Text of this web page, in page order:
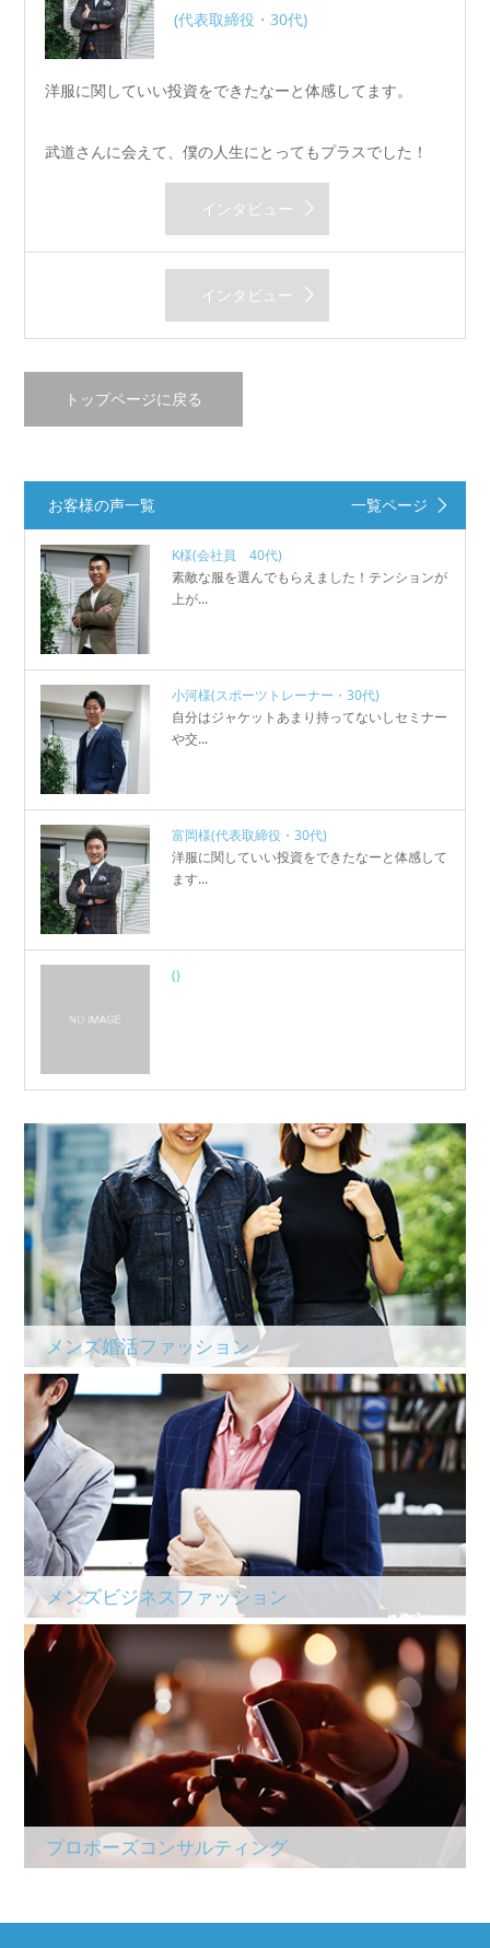
(代表取締役・30代)
洋服に関していい投資をできたなーと体感してます。
武道さんに会えて、僕の人生にとってもプラスでした！
インタビュー
インタビュー
トップページに戻る
お客様の声一覧 一覧ページ
K様(会社員 40代)
素敵な服を選んでもらえました！テンションが
上が...
小河様(スポーツトレーナー・30代)
自分はジャケットあまり持ってないしセミナー
や交...
富岡様(代表取締役・30代)
洋服に関していい投資をできたなーと体感して
ます...
()
メンズ婚活ファッション
メンズビジネスファッション
プロポーズコンサルティング